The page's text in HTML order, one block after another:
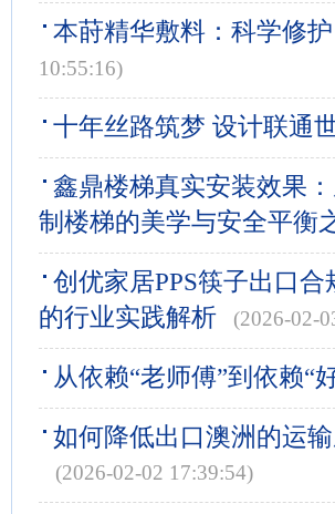
本莳精华敷料：科学修
10:55:16)
十年丝路筑梦 设计联通
鑫鼎楼梯真实安装效果
制楼梯的美学与安全平衡
创优家居PPS筷子出口
的行业实践解析
(2026-02-
从依赖“老师傅”到依赖“
如何降低出口澳洲的运
(2026-02-02 17:39:54)